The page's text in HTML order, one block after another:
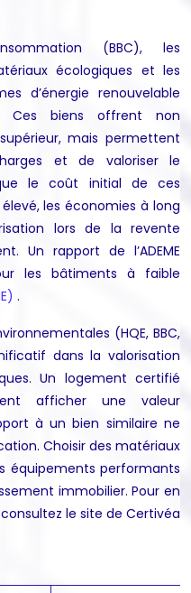
(BBC), les
écologiques et les
d’énergie renouvelable
Ces biens offrent non
mais permettent
et de valoriser le
le coût initial de ces
les économies à long
lors de la revente
Un rapport de l’ADEME
les bâtiments à faible
.
(HQE, BBC,
dans la valorisation
Un logement certifié
afficher une valeur
à un bien similaire ne
Choisir des matériaux
équipements performants
immobilier. Pour en
le site de Certivéa